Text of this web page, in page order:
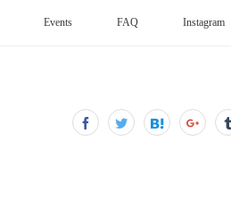
Events FAQ Instagram